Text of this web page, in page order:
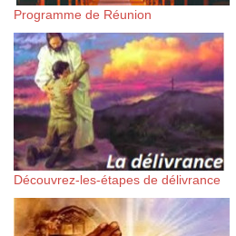
Programme de Réunion
Découvrez-les-étapes de délivrance